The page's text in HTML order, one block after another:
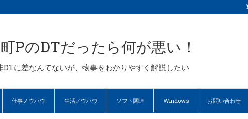
PのDTだったら何が悪い！
DTに差なんてないが、物事をわかりやすく解説したい
仕事ノウハウ 生活ノウハウ ソフト関連 Windows お問い合わせ